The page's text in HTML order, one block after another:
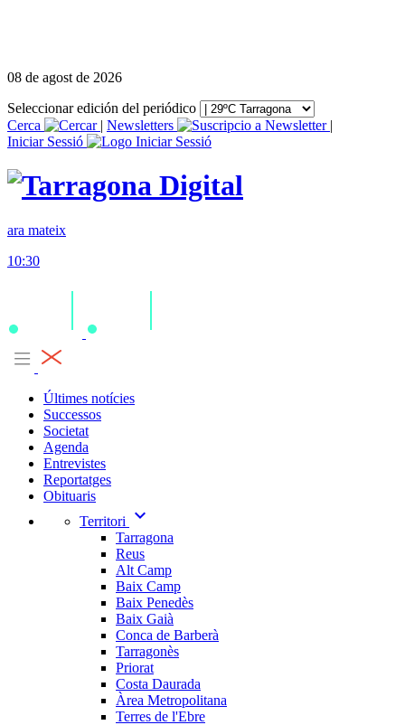
08 de agost de 2026
Seleccionar edición del periódico
Cerca
| Newsletters
|
Iniciar Sessió
ara mateix
10:30
Últimes notícies
Successos
Societat
Agenda
Entrevistes
Reportatges
Obituaris
Territori
expand_more
Tarragona
Reus
Alt Camp
Baix Camp
Baix Penedès
Baix Gaià
Conca de Barberà
Tarragonès
Priorat
Costa Daurada
Àrea Metropolitana
Terres de l'Ebre